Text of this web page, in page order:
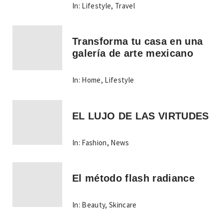
In: Lifestyle, Travel
Transforma tu casa en una
galería de arte mexicano
In: Home, Lifestyle
EL LUJO DE LAS VIRTUDES
In: Fashion, News
El método flash radiance
In: Beauty,Skincare